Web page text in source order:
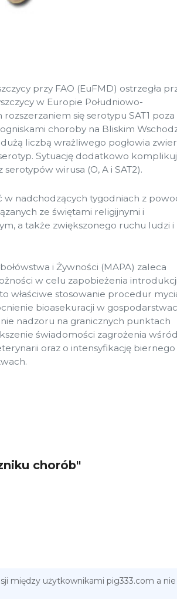
przy FAO (EuFMD) ostrzegła
w Europie Południowo-
się serotypu SAT1 poza
choroby na Bliskim
liczbą wrażliwego pogłowia
Sytuację dodatkowo
wirusa (O, A i SAT2).
w nadchodzących tygodniach z
ze świętami religijnymi i
a także zwiększonego ruchu ludzi i
i Żywności (MAPA) zaleca
w celu zapobieżenia introdukcji
właściwe stosowanie procedur
bioasekuracji w
nadzoru na granicznych punktach
świadomości zagrożenia wśród
oraz o intensyfikację biernego
chorób"
między użytkownikami pig333.com a nie